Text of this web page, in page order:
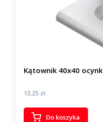
Kątownik 40x40 ocynk
Cena
13,25 zł
Do koszyka